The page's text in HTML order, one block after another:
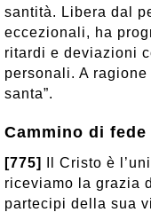
santità. Libera dal
eccezionali, ha
ritardi e deviazioni
personali. A
santa”.
Cammino di
[775]
Il Cristo è
riceviamo la grazia
partecipi della sua